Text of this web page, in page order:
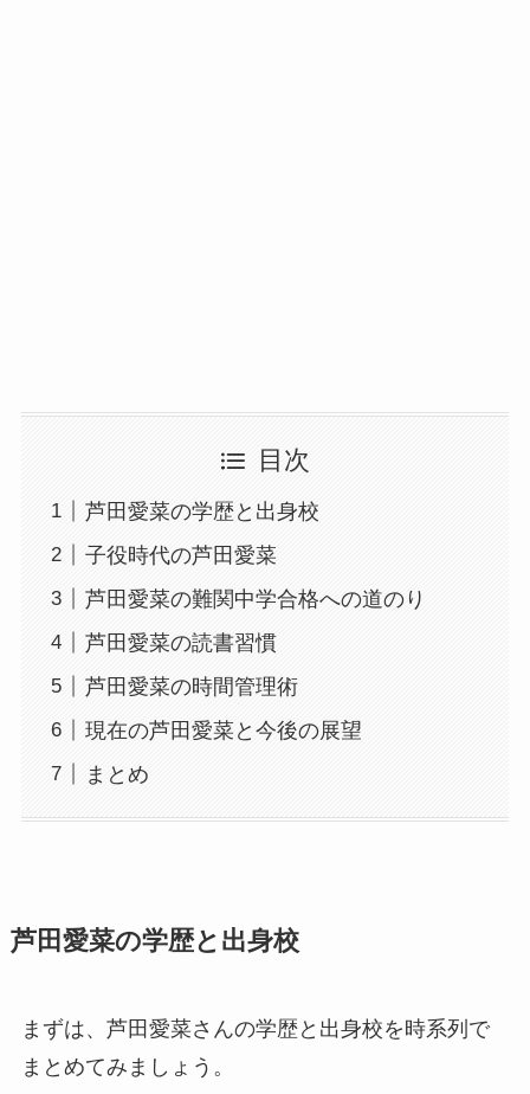
目次
芦田愛菜の学歴と出身校
子役時代の芦田愛菜
芦田愛菜の難関中学合格への道のり
芦田愛菜の読書習慣
芦田愛菜の時間管理術
現在の芦田愛菜と今後の展望
まとめ
芦田愛菜の学歴と出身校
まずは、芦田愛菜さんの学歴と出身校を時系列で
まとめてみましょう。